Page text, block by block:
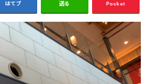
はてブ 送る Pocket